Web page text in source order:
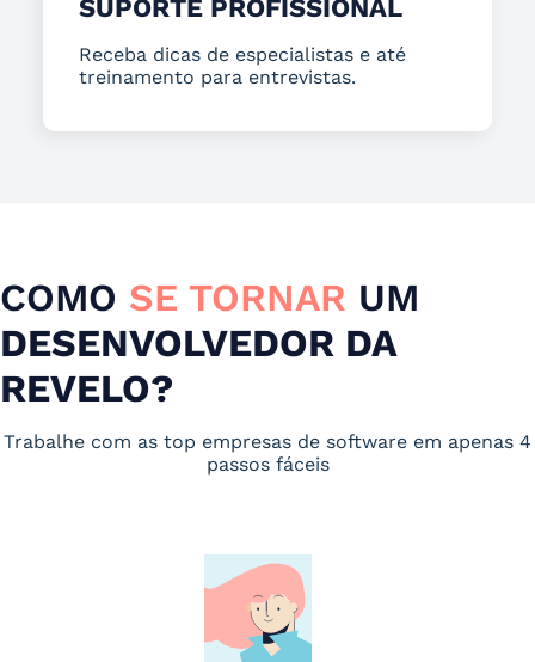
SUPORTE PROFISSIONAL
Receba dicas de especialistas e até
treinamento para entrevistas.
COMO SE TORNAR UM
DESENVOLVEDOR DA
REVELO?
Trabalhe com as top empresas de software em apenas 4
passos fáceis